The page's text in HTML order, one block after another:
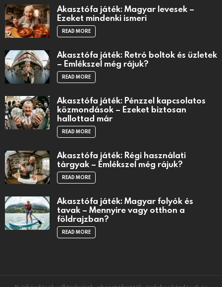
Akasztófa játék: Magyar levesek –
Ezeket mindenki ismeri
READ MORE
Akasztófa játék: Retró boltok és üzletek
– Emlékszel még rájuk?
READ MORE
Akasztófa játék: Pénzzel kapcsolatos
közmondások – Ezeket biztosan
hallottad már
READ MORE
Akasztófa játék: Régi használati
tárgyak – Emlékszel még rájuk?
READ MORE
Akasztófa játék: Magyar folyók és
tavak – Mennyire vagy otthon a
földrajzban?
READ MORE